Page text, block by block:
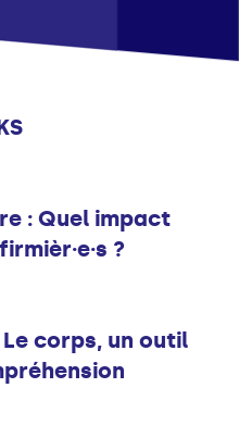
: Quel impact
?
Le corps, un outil